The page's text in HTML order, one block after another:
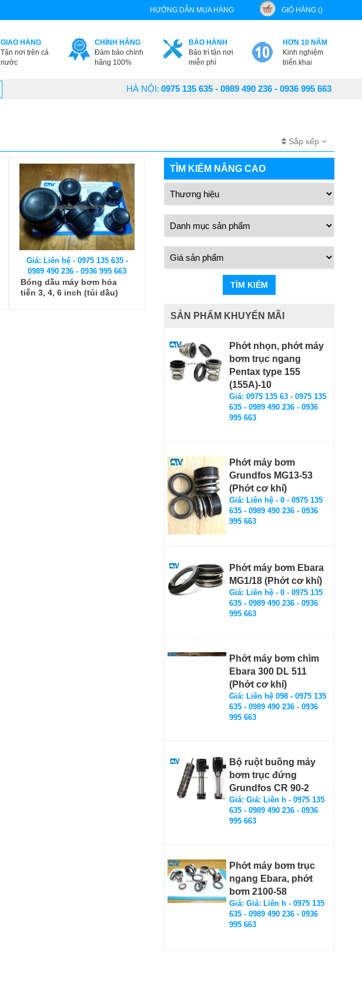
HƯỚNG DẪN MUA HÀNG GIỎ HÀNG ()
GIAO HÀNG
Tận nơi trên cả
nước
CHÍNH HÃNG
Đảm bảo chính
hãng 100%
BẢO HÀNH
Bảo trì tận nơi
miễn phí
HƠN 10 NĂM
Kinh nghiệm
triển khai
HÀ NỘI: 0975 135 635 - 0989 490 236 - 0936 995 663
Sắp xếp
Giá: Liên hệ - 0975 135 635 -
0989 490 236 - 0936 995 663
Bóng dầu máy bơm hỏa
tiễn 3, 4, 6 inch (túi dầu)
TÌM KIẾM NÂNG CAO
TÌM KIẾM
SẢN PHẨM KHUYẾN MÃI
Phớt nhọn, phớt máy
bơm trục ngang
Pentax type 155
(155A)-10
Giá: 0975 135 63 - 0975 135
635 - 0989 490 236 - 0936
995 663
Phớt máy bơm
Grundfos MG13-53
(Phớt cơ khí)
Giá: Liên hệ - 0 - 0975 135
635 - 0989 490 236 - 0936
995 663
Phớt máy bơm Ebara
MG1/18 (Phớt cơ khí)
Giá: Liên hệ - 0 - 0975 135
635 - 0989 490 236 - 0936
995 663
Phớt máy bơm chìm
Ebara 300 DL 511
(Phớt cơ khí)
Giá: Liên hệ 098 - 0975 135
635 - 0989 490 236 - 0936
995 663
Bộ ruột buồng máy
bơm trục đứng
Grundfos CR 90-2
Giá: Giá: Liên h - 0975 135
635 - 0989 490 236 - 0936
995 663
Phớt máy bơm trục
ngang Ebara, phớt
bơm 2100-58
Giá: Giá: Liên h - 0975 135
635 - 0989 490 236 - 0936
995 663